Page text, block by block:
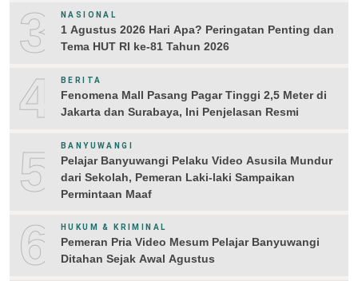
3 NASIONAL
1 Agustus 2026 Hari Apa? Peringatan Penting dan
Tema HUT RI ke-81 Tahun 2026
4 BERITA
Fenomena Mall Pasang Pagar Tinggi 2,5 Meter di
Jakarta dan Surabaya, Ini Penjelasan Resmi
5 BANYUWANGI
Pelajar Banyuwangi Pelaku Video Asusila Mundur
dari Sekolah, Pemeran Laki-laki Sampaikan
Permintaan Maaf
6 HUKUM & KRIMINAL
Pemeran Pria Video Mesum Pelajar Banyuwangi
Ditahan Sejak Awal Agustus